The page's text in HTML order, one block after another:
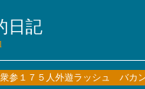
日記
衆参１７５人外遊ラッシュ バカ